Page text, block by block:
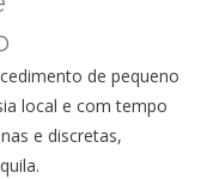
de pequeno
local e com tempo
e discretas,